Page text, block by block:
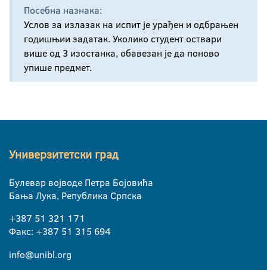
Посебна назнака:
Услов за излазак на испит је урађен и одбрањен
годишњии задатак. Уколико студент оствари
више од 3 изостанка, обавезан је да поново
упише предмет.
Универзитетски град
Булевар војводе Петра Бојовића
Бања Лука, Република Српска
+387 51 321 171
Факс: +387 51 315 694
info@unibl.org